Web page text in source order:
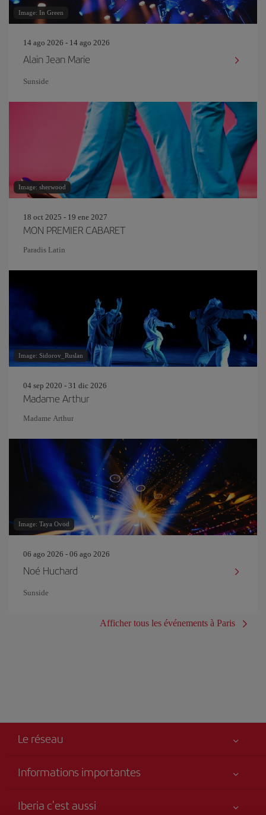
Image: In Green
14 ago 2026 - 14 ago 2026
Alain Jean Marie
Sunside
Image: sherwood
18 oct 2025 - 19 ene 2027
MON PREMIER CABARET
Paradis Latin
Image: Sidorov_Ruslan
04 sep 2020 - 31 dic 2026
Madame Arthur
Madame Arthur
Image: Taya Ovod
06 ago 2026 - 06 ago 2026
Noé Huchard
Sunside
Afficher tous les événements à Paris
Le réseau
Informations importantes
Accessibilité
Iberia c'est aussi